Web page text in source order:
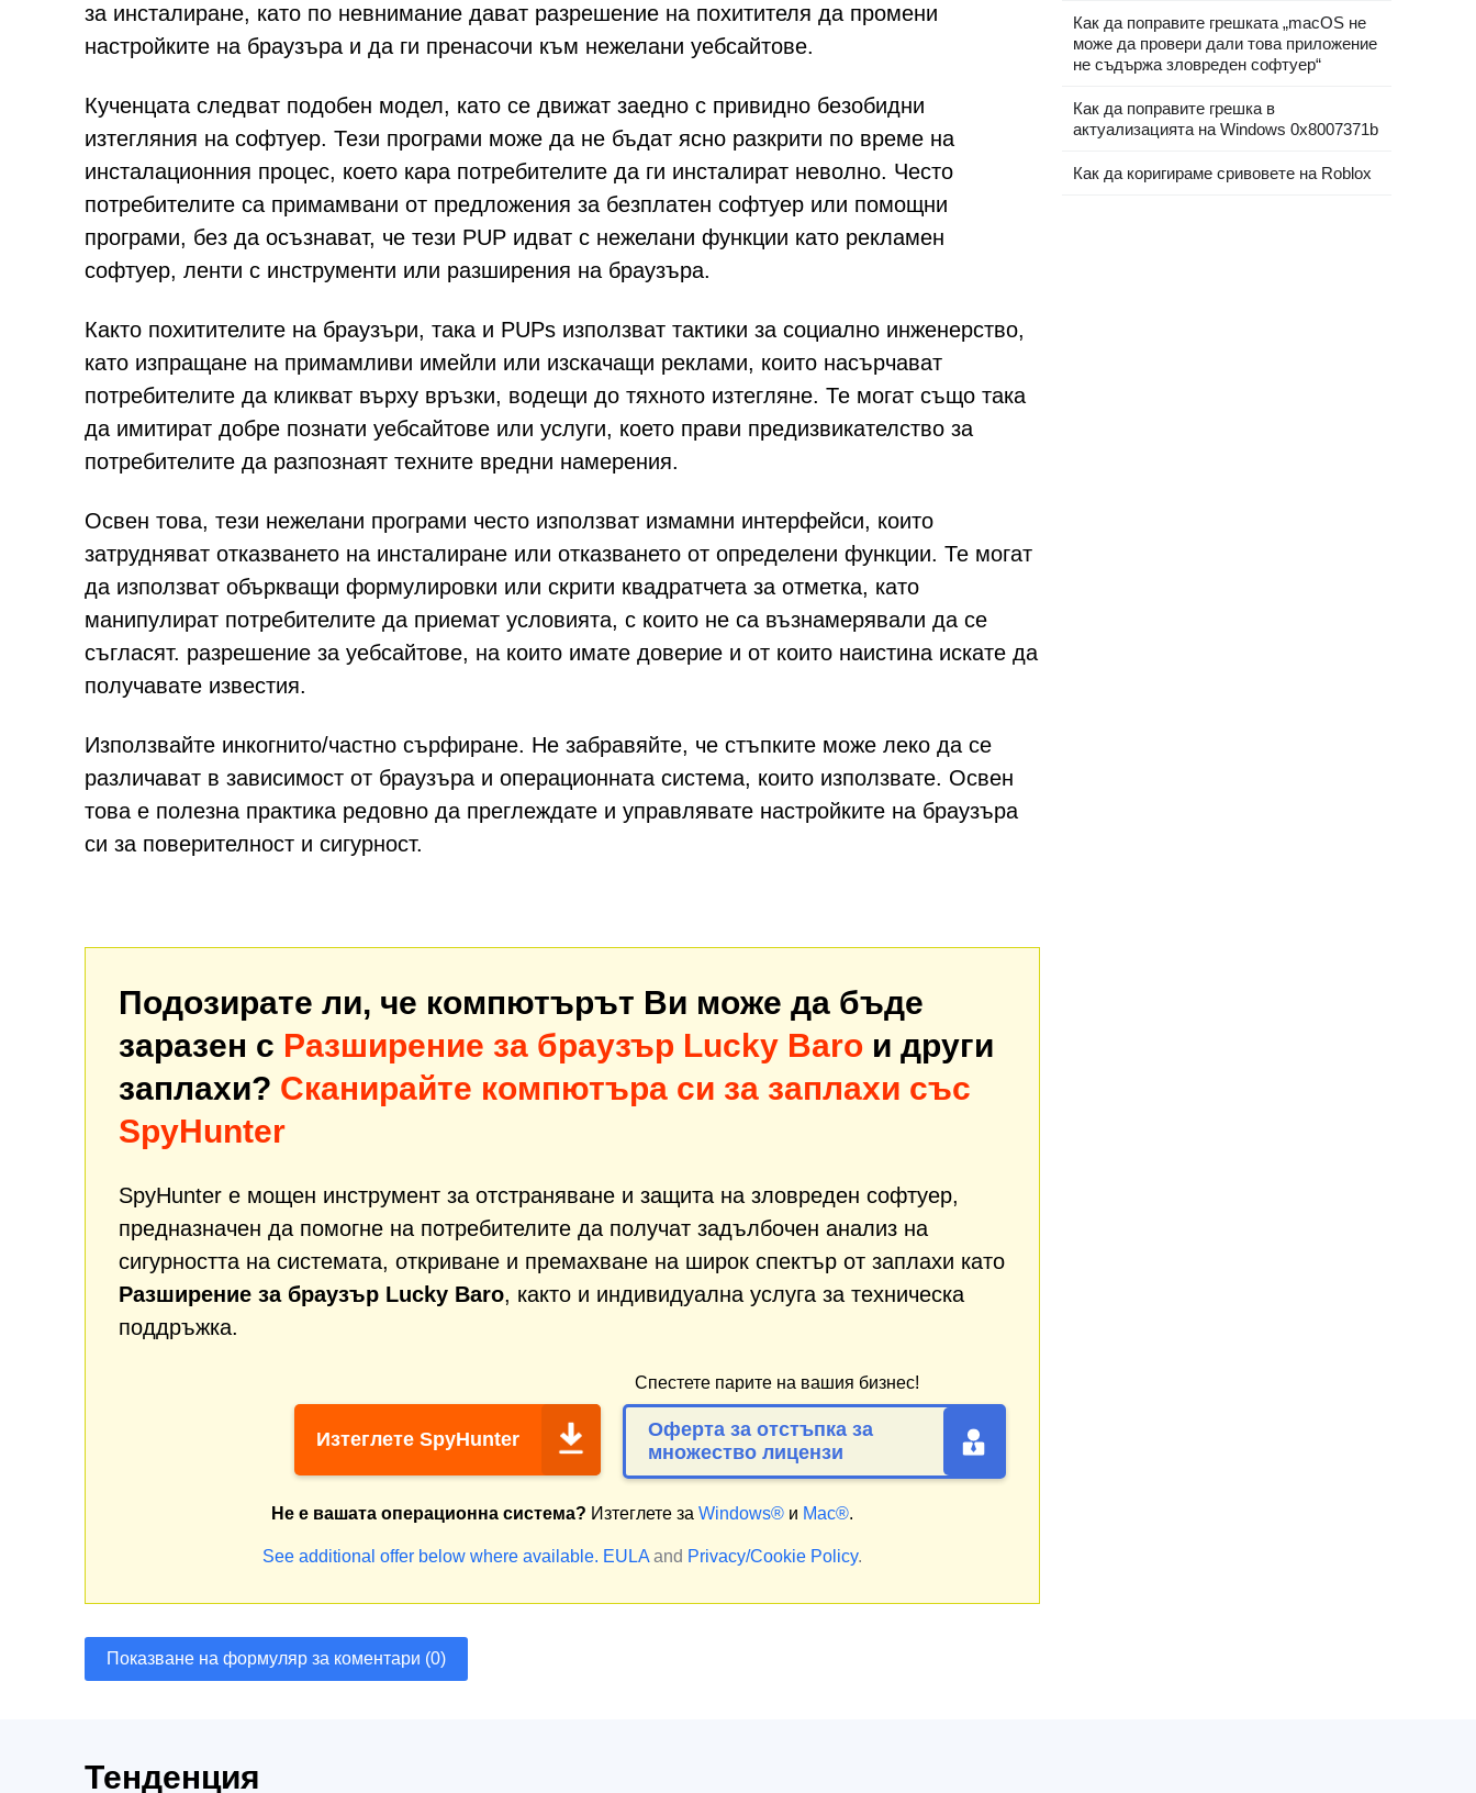
за инсталиране, като по невнимание дават разрешение на похитителя да промени
настройките на браузъра и да ги пренасочи към нежелани уебсайтове.
Кученцата следват подобен модел, като се движат заедно с привидно безобидни
изтегляния на софтуер. Тези програми може да не бъдат ясно разкрити по време на
инсталационния процес, което кара потребителите да ги инсталират неволно. Често
потребителите са примамвани от предложения за безплатен софтуер или помощни
програми, без да осъзнават, че тези PUP идват с нежелани функции като рекламен
софтуер, ленти с инструменти или разширения на браузъра.
Както похитителите на браузъри, така и PUPs използват тактики за социално инженерство,
като изпращане на примамливи имейли или изскачащи реклами, които насърчават
потребителите да кликват върху връзки, водещи до тяхното изтегляне. Те могат също така
да имитират добре познати уебсайтове или услуги, което прави предизвикателство за
потребителите да разпознаят техните вредни намерения.
Освен това, тези нежелани програми често използват измамни интерфейси, които
затрудняват отказването на инсталиране или отказването от определени функции. Те могат
да използват объркващи формулировки или скрити квадратчета за отметка, като
манипулират потребителите да приемат условията, с които не са възнамерявали да се
съгласят. разрешение за уебсайтове, на които имате доверие и от които наистина искате да
получавате известия.
Използвайте инкогнито/частно сърфиране. Не забравяйте, че стъпките може леко да се
различават в зависимост от браузъра и операционната система, които използвате. Освен
това е полезна практика редовно да преглеждате и управлявате настройките на браузъра
си за поверителност и сигурност.
Подозирате ли, че компютърът Ви може да бъде
заразен с Разширение за браузър Lucky Baro и други
заплахи? Сканирайте компютъра си за заплахи със
SpyHunter
SpyHunter е мощен инструмент за отстраняване и защита на зловреден софтуер,
предназначен да помогне на потребителите да получат задълбочен анализ на
сигурността на системата, откриване и премахване на широк спектър от заплахи като
Разширение за браузър Lucky Baro, както и индивидуална услуга за техническа
поддръжка.
Изтеглете SpyHunter
Спестете парите на вашия бизнес!
Оферта за отстъпка за
множество лицензи
Не е вашата операционна система? Изтеглете за Windows® и Mac®.
See additional offer below where available. EULA and Privacy/Cookie Policy.
Показване на формуляр за коментари (0)
Как да поправите грешката „macOS не
може да провери дали това приложение
не съдържа зловреден софтуер“
Как да поправите грешка в
актуализацията на Windows 0x8007371b
Как да коригираме сривовете на Roblox
Тенденция